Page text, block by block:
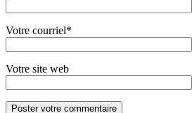
Votre courriel*
Votre site web